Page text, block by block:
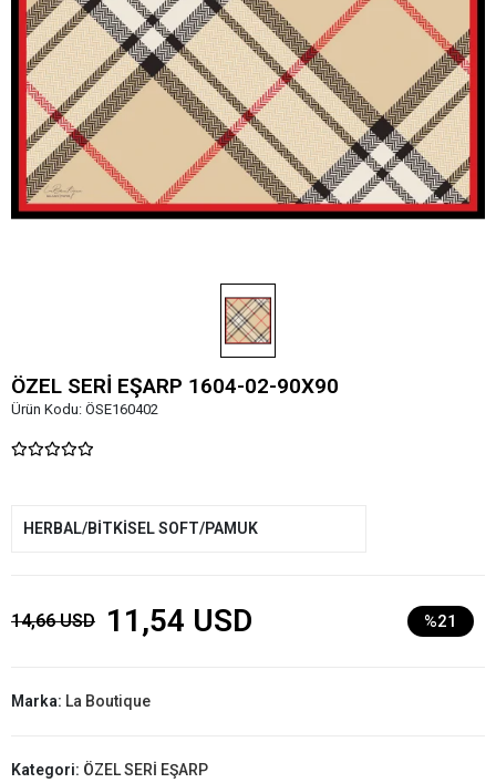
ÖZEL SERİ EŞARP 1604-02-90X90
Ürün Kodu: ÖSE160402
HERBAL/BİTKİSEL SOFT/PAMUK
14,66 USD 11,54 USD %21
Marka: La Boutique
Kategori: ÖZEL SERİ EŞARP